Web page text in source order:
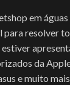
em
para resolver
da
e muito